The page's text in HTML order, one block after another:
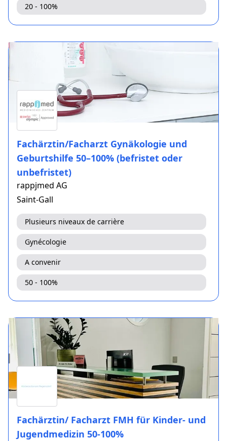
20 - 100%
Fachärztin/Facharzt Gynäkologie und
Geburtshilfe 50–100% (befristet oder
unbefristet)
rappjmed AG
Saint-Gall
Plusieurs niveaux de carrière
Gynécologie
A convenir
50 - 100%
Fachärztin/ Facharzt FMH für Kinder- und
Jugendmedizin 50-100%